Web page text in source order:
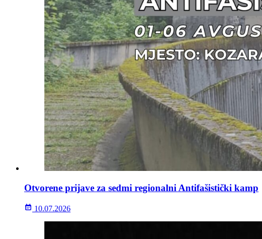
Otvorene prijave za sedmi regionalni Antifašistički kamp
10.07.2026